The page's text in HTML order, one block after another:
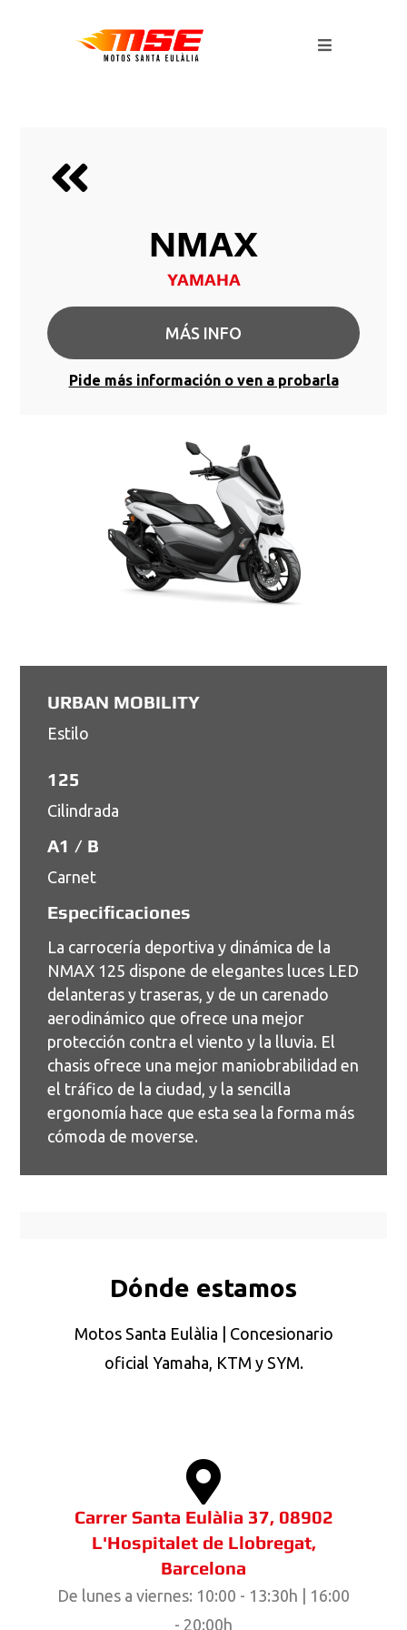
NMAX
YAMAHA
MÁS INFO
Pide más información o ven a probarla
URBAN MOBILITY
Estilo
125
Cilindrada
A1 / B
Carnet
Especificaciones
La carrocería deportiva y dinámica de la
NMAX 125 dispone de elegantes luces LED
delanteras y traseras, y de un carenado
aerodinámico que ofrece una mejor
protección contra el viento y la lluvia. El
chasis ofrece una mejor maniobrabilidad en
el tráfico de la ciudad, y la sencilla
ergonomía hace que esta sea la forma más
cómoda de moverse.
Dónde estamos
Motos Santa Eulàlia | Concesionario
oficial Yamaha, KTM y SYM.
Carrer Santa Eulàlia 37, 08902
L'Hospitalet de Llobregat,
Barcelona
De lunes a viernes: 10:00 - 13:30h | 16:00
- 20:00h